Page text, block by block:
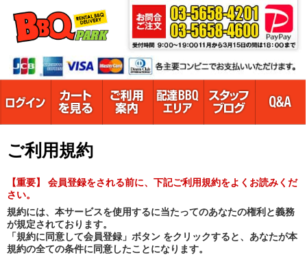
ご利用規約
【重要】 会員登録をされる前に、下記ご利用規約をよくお読みくだ
さい。
規約には、本サービスを使用するに当たってのあなたの権利と義務
が規定されております。
「規約に同意して会員登録」ボタン をクリックすると、あなたが本
規約の全ての条件に同意したことになります。